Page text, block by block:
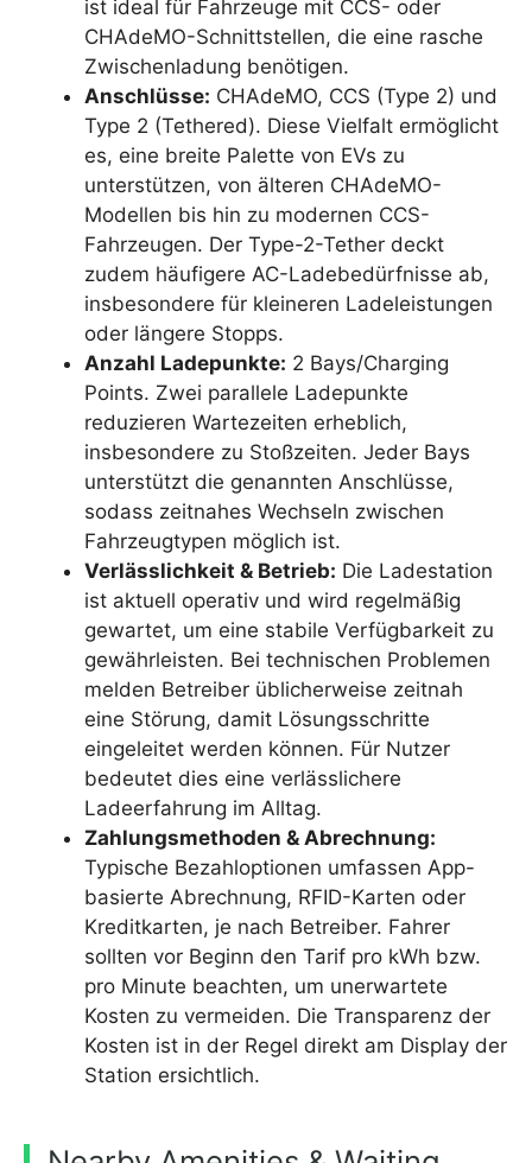
ist ideal für Fahrzeuge mit CCS- oder
CHAdeMO-Schnittstellen, die eine rasche
Zwischenladung benötigen.
Anschlüsse: CHAdeMO, CCS (Type 2) und
Type 2 (Tethered). Diese Vielfalt ermöglicht
es, eine breite Palette von EVs zu
unterstützen, von älteren CHAdeMO-
Modellen bis hin zu modernen CCS-
Fahrzeugen. Der Type-2-Tether deckt
zudem häufigere AC-Ladebedürfnisse ab,
insbesondere für kleineren Ladeleistungen
oder längere Stopps.
Anzahl Ladepunkte: 2 Bays/Charging
Points. Zwei parallele Ladepunkte
reduzieren Wartezeiten erheblich,
insbesondere zu Stoßzeiten. Jeder Bays
unterstützt die genannten Anschlüsse,
sodass zeitnahes Wechseln zwischen
Fahrzeugtypen möglich ist.
Verlässlichkeit & Betrieb: Die Ladestation
ist aktuell operativ und wird regelmäßig
gewartet, um eine stabile Verfügbarkeit zu
gewährleisten. Bei technischen Problemen
melden Betreiber üblicherweise zeitnah
eine Störung, damit Lösungsschritte
eingeleitet werden können. Für Nutzer
bedeutet dies eine verlässlichere
Ladeerfahrung im Alltag.
Zahlungsmethoden & Abrechnung:
Typische Bezahloptionen umfassen App-
basierte Abrechnung, RFID-Karten oder
Kreditkarten, je nach Betreiber. Fahrer
sollten vor Beginn den Tarif pro kWh bzw.
pro Minute beachten, um unerwartete
Kosten zu vermeiden. Die Transparenz der
Kosten ist in der Regel direkt am Display der
Station ersichtlich.